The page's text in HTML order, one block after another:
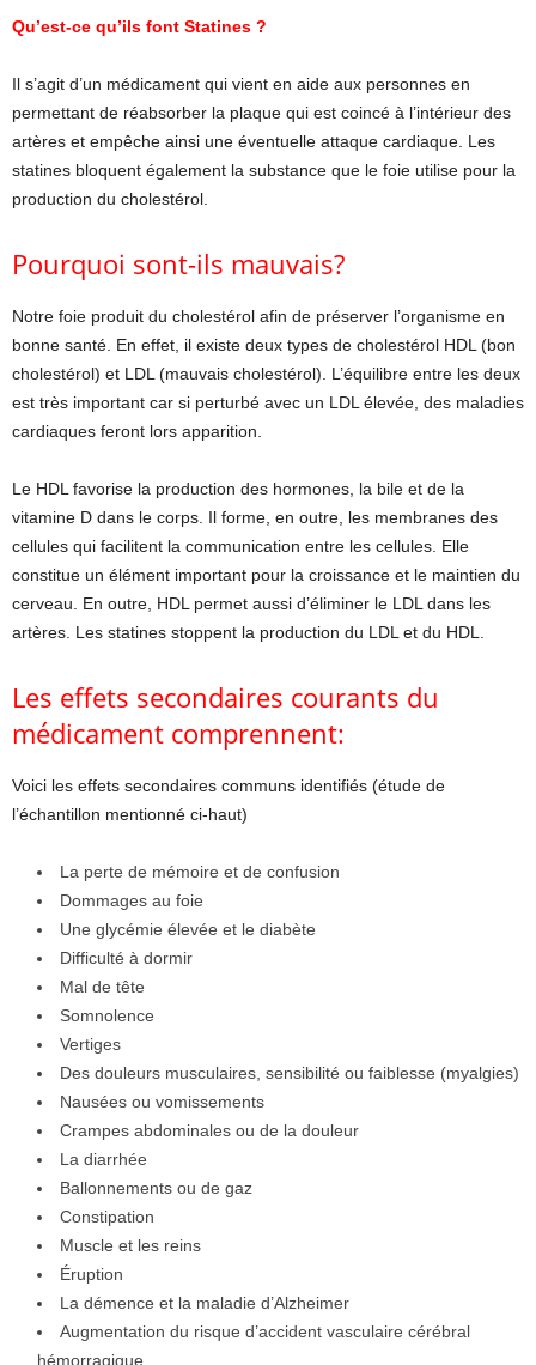
Qu’est-ce qu’ils font Statines ?
Il s’agit d’un médicament qui vient en aide aux personnes en
permettant de réabsorber la plaque qui est coincé à l’intérieur des
artères et empêche ainsi une éventuelle attaque cardiaque. Les
statines bloquent également la substance que le foie utilise pour la
production du cholestérol.
Pourquoi sont-ils mauvais?
Notre foie produit du cholestérol afin de préserver l’organisme en
bonne santé. En effet, il existe deux types de cholestérol HDL (bon
cholestérol) et LDL (mauvais cholestérol). L’équilibre entre les deux
est très important car si perturbé avec un LDL élevée, des maladies
cardiaques feront lors apparition.
Le HDL favorise la production des hormones, la bile et de la
vitamine D dans le corps. Il forme, en outre, les membranes des
cellules qui facilitent la communication entre les cellules. Elle
constitue un élément important pour la croissance et le maintien du
cerveau. En outre, HDL permet aussi d’éliminer le LDL dans les
artères. Les statines stoppent la production du LDL et du HDL.
Les effets secondaires courants du
médicament comprennent:
Voici les effets secondaires communs identifiés (étude de
l’échantillon mentionné ci-haut)
La perte de mémoire et de confusion
Dommages au foie
Une glycémie élevée et le diabète
Difficulté à dormir
Mal de tête
Somnolence
Vertiges
Des douleurs musculaires, sensibilité ou faiblesse (myalgies)
Nausées ou vomissements
Crampes abdominales ou de la douleur
La diarrhée
Ballonnements ou de gaz
Constipation
Muscle et les reins
Éruption
La démence et la maladie d’Alzheimer
Augmentation du risque d’accident vasculaire cérébral
hémorragique